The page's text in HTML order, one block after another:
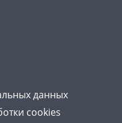
данных
cookies